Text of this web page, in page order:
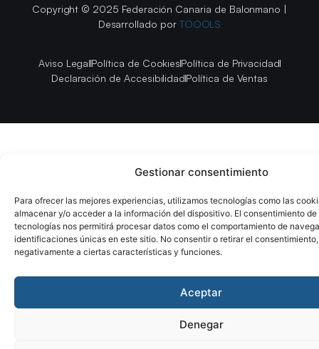
Gestionar consentimiento
Para ofrecer las mejores experiencias, utilizamos tecnologías como las
almacenar y/o acceder a la información del dispositivo. El consentimiento de
tecnologías nos permitirá procesar datos como el comportamiento de
identificaciones únicas en este sitio. No consentir o retirar el
negativamente a ciertas características y funciones.
Aceptar
Denegar
Copyright © 2025 Federación Canaria de Balonmano |
Desarrollado por TOOOLS
Aviso LegalPolítica de CookiesPolítica de Privacidad
Declaración de AccesibilidadPolítica de Ventas